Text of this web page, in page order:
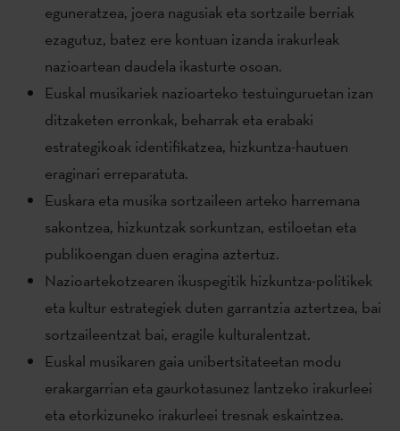
eguneratzea, joera nagusiak eta sortzaile berriak
ezagutuz, batez ere kontuan izanda irakurleak
nazioartean daudela ikasturte osoan.
Euskal musikariek nazioarteko testuinguruetan izan
ditzaketen erronkak, beharrak eta erabaki
estrategikoak identifikatzea, hizkuntza-hautuen
eraginari erreparatuta.
Euskara eta musika sortzaileen arteko harremana
sakontzea, hizkuntzak sorkuntzan, estiloetan eta
publikoengan duen eragina aztertuz.
Nazioartekotzearen ikuspegitik hizkuntza-politikek
eta kultur estrategiek duten garrantzia aztertzea, bai
sortzaileentzat bai, eragile kulturalentzat.
Euskal musikaren gaia unibertsitateetan modu
erakargarrian eta gaurkotasunez lantzeko irakurleei
eta etorkizuneko irakurleei tresnak eskaintzea.